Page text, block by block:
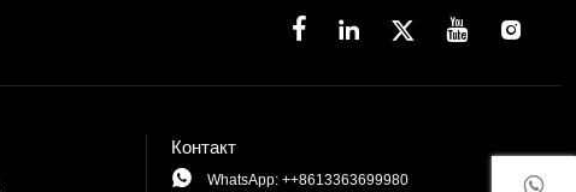
    
Контакт
 WhatsApp: ++8613363699980 